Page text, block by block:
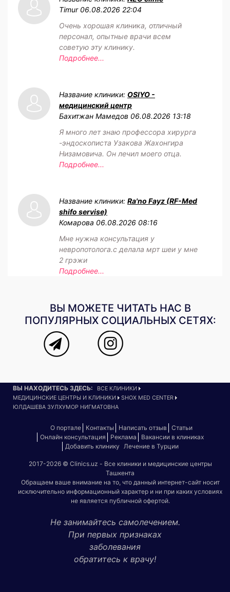
Timur 06.08.2026 22:04
Очень хорошая клиника, отличный
персонал, опытные врачи всем
советую эту клинику.
Подробнее...
Название клиники: OSIYO -
медицинский центр
Бахитжан Мамедов 06.08.2026 13:18
Я много лет знаю профессора хирурга
-эндоскописта Узакова Жахонгира
Низамовича. Он лечил моего отца.
Подробнее...
Название клиники: Ra'no Fayz (RF-Med
shifo servise)
Комарова 06.08.2026 08:16
Мне нужна консультация у
невропотолога.с делала мрт шеи у мне
2 грэжи
Подробнее...
ВЫ МОЖЕТЕ ЧИТАТЬ НАС В
ПОПУЛЯРНЫХ СОЦИАЛЬНЫХ СЕТЯХ:
ВЫ НАХОДИТЕСЬ ЗДЕСЬ:
ВСЕ КЛИНИКИ
МЕДИЦИНСКИЕ ЦЕНТРЫ И КЛИНИКИ
SHOX MED CENTER
ЮЛДАШЕВА ЗУЛХУМОР НИГМАТОВНА
О портале Контакты Написать отзыв
Статьи
Онлайн консультация
Реклама
Вакансии в клиниках
Добавить клинику
Лечение в Турции
2017-2026 © Clinics.uz - Все клиники и медицинские центры
Ташкента
Обращаем ваше внимание на то, что данный интернет-сайт носит
исключительно информационный характер и ни при каких условиях
не является публичной офертой.
Не занимайтесь самолечением.
При первых признаках
заболевания
обратитесь к врачу!